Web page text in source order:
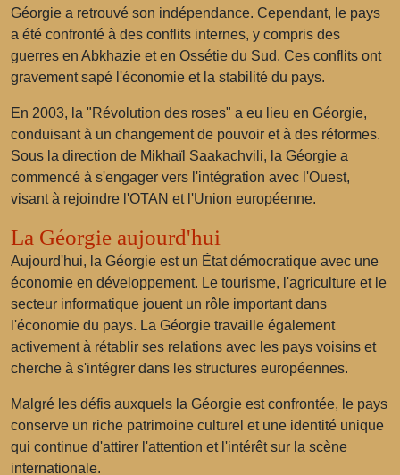
Géorgie a retrouvé son indépendance. Cependant, le pays
a été confronté à des conflits internes, y compris des
guerres en Abkhazie et en Ossétie du Sud. Ces conflits ont
gravement sapé l'économie et la stabilité du pays.
En 2003, la "Révolution des roses" a eu lieu en Géorgie,
conduisant à un changement de pouvoir et à des réformes.
Sous la direction de Mikhaïl Saakachvili, la Géorgie a
commencé à s'engager vers l'intégration avec l'Ouest,
visant à rejoindre l'OTAN et l'Union européenne.
La Géorgie aujourd'hui
Aujourd'hui, la Géorgie est un État démocratique avec une
économie en développement. Le tourisme, l'agriculture et le
secteur informatique jouent un rôle important dans
l'économie du pays. La Géorgie travaille également
activement à rétablir ses relations avec les pays voisins et
cherche à s'intégrer dans les structures européennes.
Malgré les défis auxquels la Géorgie est confrontée, le pays
conserve un riche patrimoine culturel et une identité unique
qui continue d'attirer l'attention et l'intérêt sur la scène
internationale.